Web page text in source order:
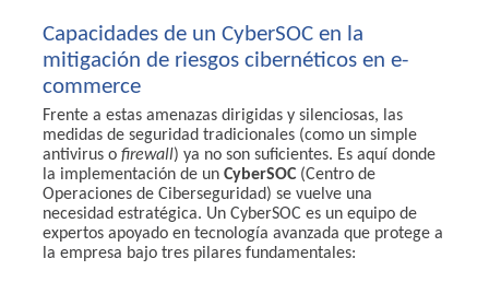
Capacidades de un CyberSOC en la
mitigación de riesgos cibernéticos en e-
commerce
Frente a estas amenazas dirigidas y silenciosas, las
medidas de seguridad tradicionales (como un simple
antivirus o firewall) ya no son suficientes. Es aquí donde
la implementación de un CyberSOC (Centro de
Operaciones de Ciberseguridad) se vuelve una
necesidad estratégica. Un CyberSOC es un equipo de
expertos apoyado en tecnología avanzada que protege a
la empresa bajo tres pilares fundamentales: